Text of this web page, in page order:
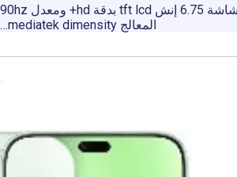
العنصر التفاصيل الشاشة 6.75 إنش tft lcd بدقة hd+ ومعدل 90hz
المعالج mediatek dimensity…